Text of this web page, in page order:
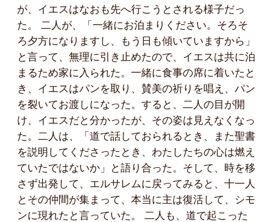
が、イエスはなおも先へ行こうとされる様子だっ
た。 二人が、「一緒にお泊まりください。そろそ
ろ夕方になりますし、もう日も傾いていますから」
と言って、無理に引き止めたので、イエスは共に泊
まるため家に入られた。一緒に食事の席に着いたと
き、イエスはパンを取り、賛美の祈りを唱え、パン
を裂いてお渡しになった。すると、二人の目が開
け、イエスだと分かったが、その姿は見えなくなっ
た。二人は、「道で話しておられるとき、また聖書
を説明してくださったとき、わたしたちの心は燃え
ていたではないか」と語り合った。そして、時を移
さず出発して、エルサレムに戻ってみると、十一人
とその仲間が集まって、本当に主は復活して、シモ
ンに現れたと言っていた。 二人も、道で起こった